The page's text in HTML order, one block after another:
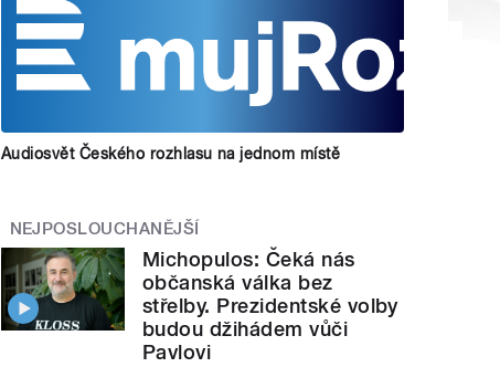
Audiosvět Českého rozhlasu na jednom místě
NEJPOSLOUCHANĚJŠÍ
Michopulos: Čeká nás
občanská válka bez
střelby. Prezidentské volby
budou džihádem vůči
Pavlovi